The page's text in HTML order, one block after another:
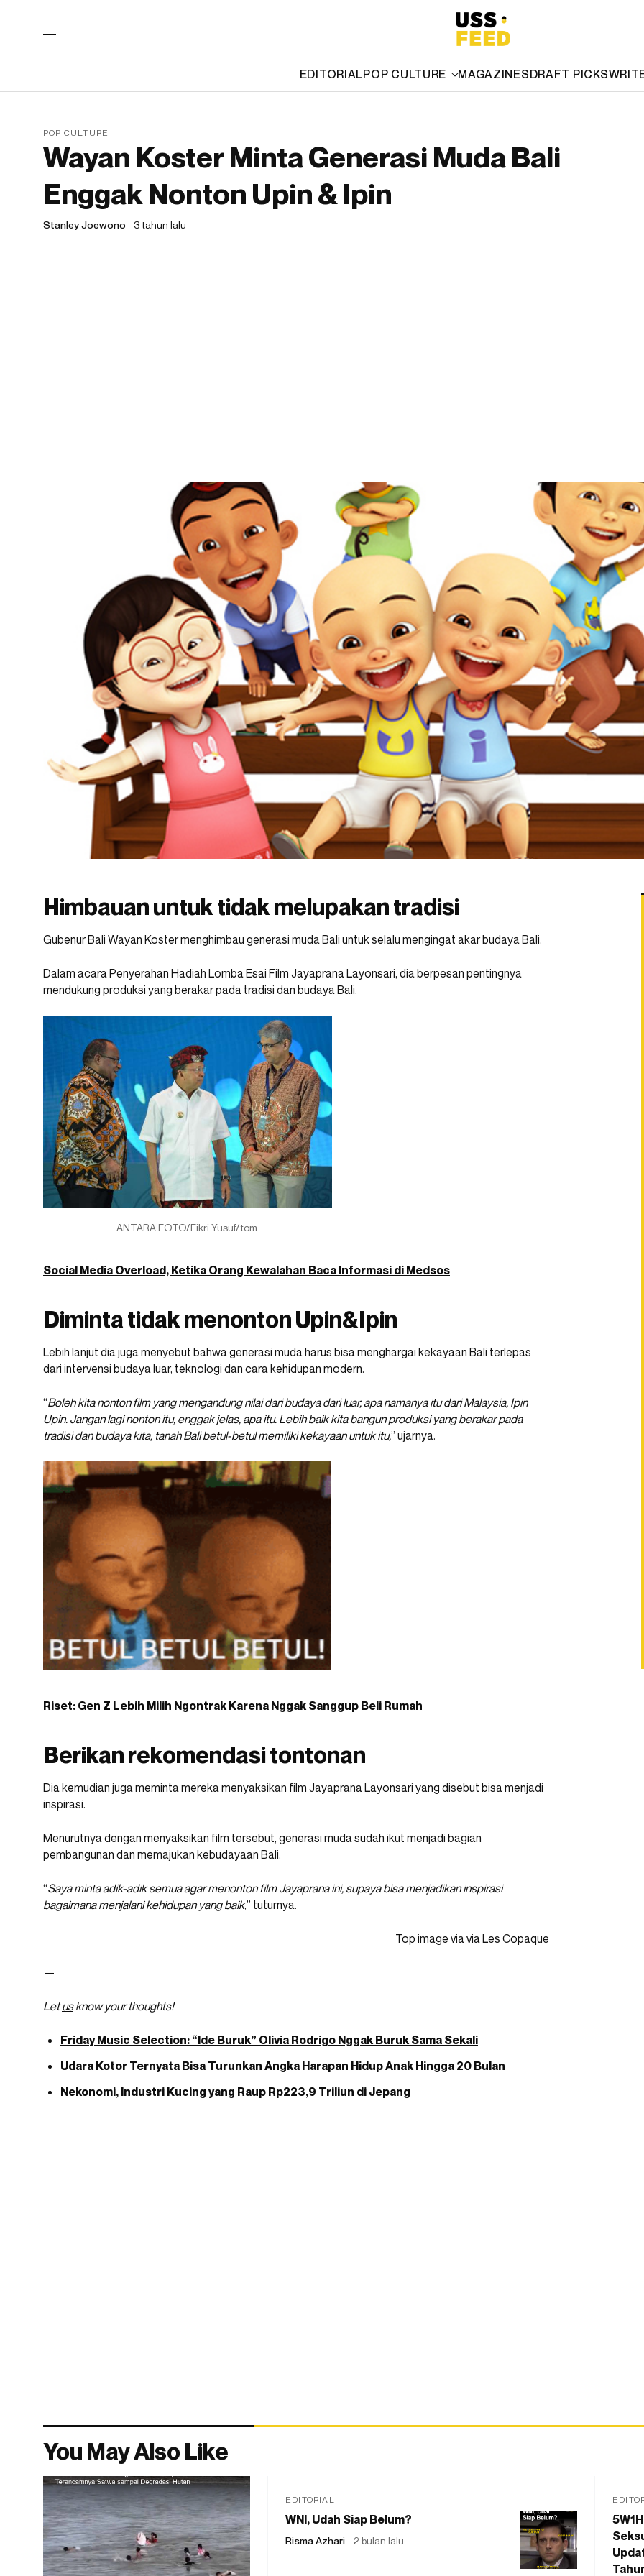
EDITORIALPOP CULTURE MAGAZINESDRAFT PICKS
POP CULTURE
Wayan Koster Minta Generasi Muda Bali
Enggak Nonton Upin & Ipin
Stanley Joewono 3 tahun lalu
Himbauan untuk tidak melupakan tradisi
Gubenur Bali Wayan Koster menghimbau generasi muda Bali untuk selalu mengingat akar budaya Bali.
Dalam acara Penyerahan Hadiah Lomba Esai Film Jayaprana Layonsari, dia berpesan pentingnya
mendukung produksi yang berakar pada tradisi dan budaya Bali.
ANTARA FOTO/Fikri Yusuf/tom.
Social Media Overload, Ketika Orang Kewalahan Baca Informasi di Medsos
Diminta tidak menonton Upin&Ipin
Lebih lanjut dia juga menyebut bahwa generasi muda harus bisa menghargai kekayaan Bali terlepas
dari intervensi budaya luar, teknologi dan cara kehidupan modern.
“Boleh kita nonton film yang mengandung nilai dari budaya dari luar, apa namanya itu dari Malaysia, Ipin
Upin. Jangan lagi nonton itu, enggak jelas, apa itu. Lebih baik kita bangun produksi yang berakar pada
tradisi dan budaya kita, tanah Bali betul-betul memiliki kekayaan untuk itu,” ujarnya.
Riset: Gen Z Lebih Milih Ngontrak Karena Nggak Sanggup Beli Rumah
Berikan rekomendasi tontonan
Dia kemudian juga meminta mereka menyaksikan film Jayaprana Layonsari yang disebut bisa menjadi
inspirasi.
Menurutnya dengan menyaksikan film tersebut, generasi muda sudah ikut menjadi bagian
pembangunan dan memajukan kebudayaan Bali.
“Saya minta adik-adik semua agar menonton film Jayaprana ini, supaya bisa menjadikan inspirasi
bagaimana menjalani kehidupan yang baik,” tuturnya.
Top image via via Les Copaque
—
Letusknow your thoughts!
Friday Music Selection: “Ide Buruk” Olivia Rodrigo Nggak Buruk Sama Sekali
Udara Kotor Ternyata Bisa Turunkan Angka Harapan Hidup Anak Hingga 20 Bulan
Nekonomi, Industri Kucing yang Raup Rp223,9 Triliun di Jepang
You May Also Like
EDITORIAL
WNI, Udah Siap Belum?
Risma Azhari 2 bulan lalu